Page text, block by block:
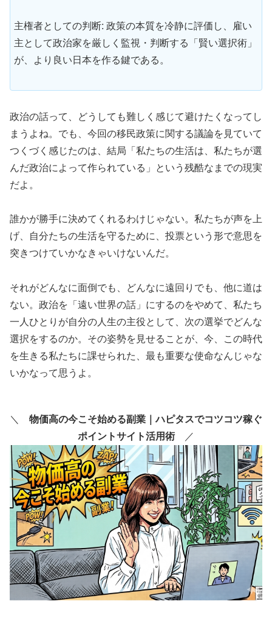
主権者としての判断: 政策の本質を冷静に評価し、雇い
主として政治家を厳しく監視・判断する「賢い選択術」
が、より良い日本を作る鍵である。
政治の話って、どうしても難しく感じて避けたくなってし
まうよね。でも、今回の移民政策に関する議論を見ていて
つくづく感じたのは、結局「私たちの生活は、私たちが選
んだ政治によって作られている」という残酷なまでの現実
だよ。
誰かが勝手に決めてくれるわけじゃない。私たちが声を上
げ、自分たちの生活を守るために、投票という形で意思を
突きつけていかなきゃいけないんだ。
それがどんなに面倒でも、どんなに遠回りでも、他に道は
ない。政治を「遠い世界の話」にするのをやめて、私たち
一人ひとりが自分の人生の主役として、次の選挙でどんな
選択をするのか。その姿勢を見せることが、今、この時代
を生きる私たちに課せられた、最も重要な使命なんじゃな
いかなって思うよ。
＼ 物価高の今こそ始める副業｜ハピタスでコツコツ稼ぐ
ポイントサイト活用術 ／